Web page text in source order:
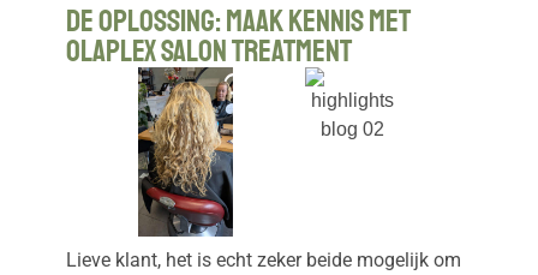
De Oplossing: Maak Kennis met
Olaplex Salon Treatment
Lieve klant, het is echt zeker beide mogelijk om